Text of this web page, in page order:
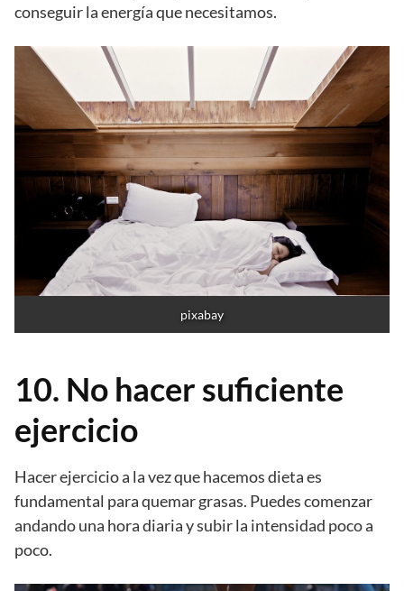
conseguir la energía que necesitamos.
pixabay
10. No hacer suficiente
ejercicio
Hacer ejercicio a la vez que hacemos dieta es
fundamental para quemar grasas. Puedes comenzar
andando una hora diaria y subir la intensidad poco a
poco.